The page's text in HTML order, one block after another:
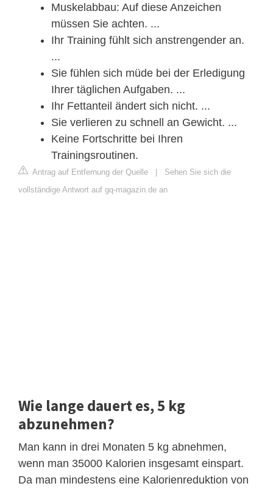
Muskelabbau: Auf diese Anzeichen
müssen Sie achten. ...
Ihr Training fühlt sich anstrengender an.
...
Sie fühlen sich müde bei der Erledigung
Ihrer täglichen Aufgaben. ...
Ihr Fettanteil ändert sich nicht. ...
Sie verlieren zu schnell an Gewicht. ...
Keine Fortschritte bei Ihren
Trainingsroutinen.
Antrag auf Entfernung der Quelle | Sehen Sie sich die
vollständige Antwort auf gq-magazin.de an
Wie lange dauert es, 5 kg
abzunehmen?
Man kann in drei Monaten 5 kg abnehmen,
wenn man 35000 Kalorien insgesamt einspart.
Da man mindestens eine Kalorienreduktion von